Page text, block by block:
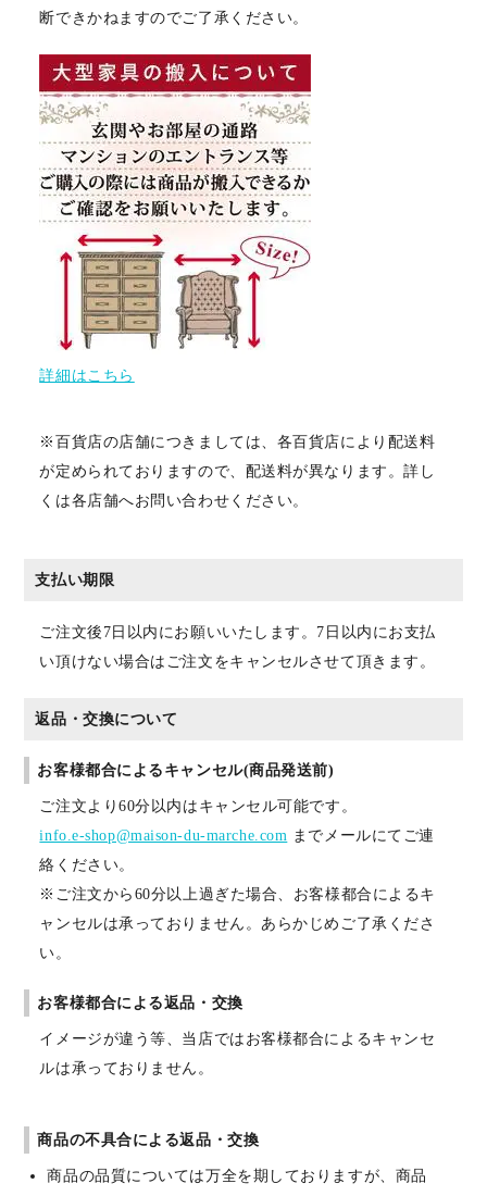
断できかねますのでご了承ください。
詳細はこちら
※百貨店の店舗につきましては、各百貨店により配送料
が定められておりますので、配送料が異なります。詳し
くは各店舗へお問い合わせください。
支払い期限
ご注文後7日以内にお願いいたします。7日以内にお支払
い頂けない場合はご注文をキャンセルさせて頂きます。
返品・交換について
お客様都合によるキャンセル(商品発送前)
ご注文より60分以内はキャンセル可能です。
info.e-shop@maison-du-marche.com までメールにてご連
絡ください。
※ご注文から60分以上過ぎた場合、お客様都合によるキ
ャンセルは承っておりません。あらかじめご了承くださ
い。
お客様都合による返品・交換
イメージが違う等、当店ではお客様都合によるキャンセ
ルは承っておりません。
商品の不具合による返品・交換
商品の品質については万全を期しておりますが、商品